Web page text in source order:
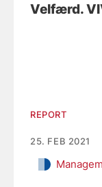
Velfærd.
REPORT
25. FEB 2021